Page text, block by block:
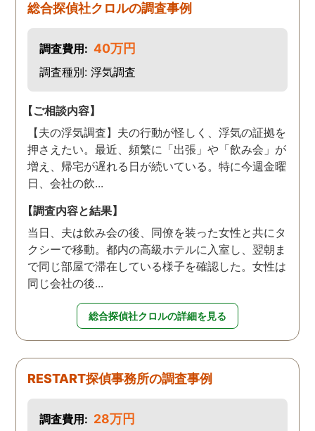
総合探偵社クロルの調査事例
調査費用: 40万円
調査種別: 浮気調査
【ご相談内容】
【夫の浮気調査】夫の行動が怪しく、浮気の証拠を
押さえたい。最近、頻繁に「出張」や「飲み会」が
増え、帰宅が遅れる日が続いている。特に今週金曜
日、会社の飲...
【調査内容と結果】
当日、夫は飲み会の後、同僚を装った女性と共にタ
クシーで移動。都内の高級ホテルに入室し、翌朝ま
で同じ部屋で滞在している様子を確認した。女性は
同じ会社の後...
総合探偵社クロルの詳細を見る
RESTART探偵事務所の調査事例
調査費用: 28万円